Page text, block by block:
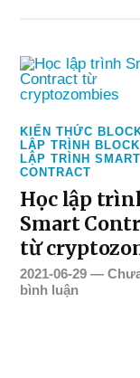
KIẾN THỨC
LẬP TRÌNH
LẬP TRÌNH SMART
CONTRACT
Học lập
Smart
từ
2021-06-29 —
bình luận